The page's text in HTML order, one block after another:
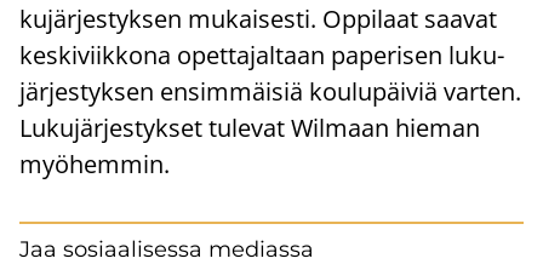
ku­jär­jes­tyk­sen mu­kai­ses­ti. Op­pi­laat saa­vat
kes­ki­viik­ko­na opet­ta­jal­taan pa­pe­ri­sen lu­ku­
jär­jes­tyk­sen en­sim­mäi­siä kou­lu­päi­viä var­ten.
Lu­ku­jär­jes­tyk­set tu­le­vat Wilmaan hie­man
myö­hem­min.
Jaa sosiaalisessa mediassa